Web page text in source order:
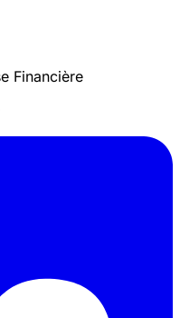
Financière